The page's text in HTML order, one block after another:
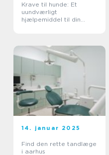
Krave til hunde: Et
uundværligt
hjælpemiddel til din
14. januar 2025
Find den rette tandlæge
i aarhus